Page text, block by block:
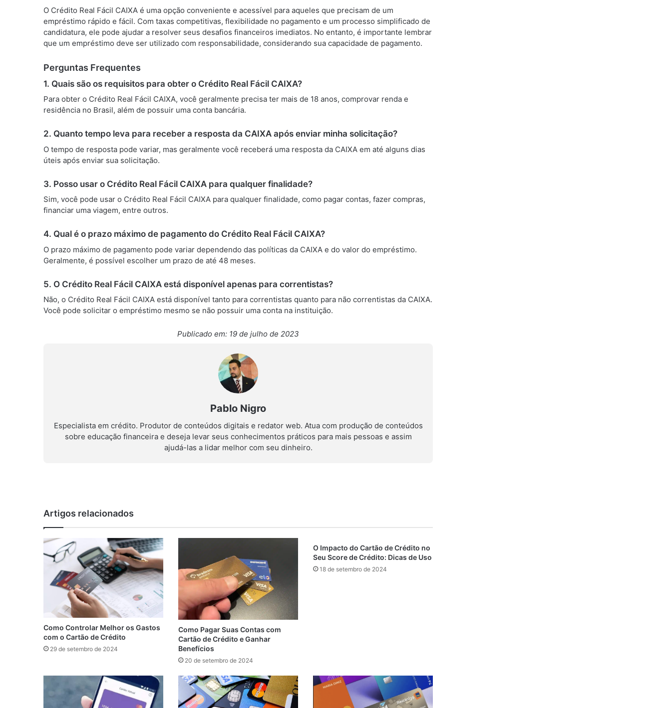
O Crédito Real Fácil CAIXA é uma opção conveniente e acessível para aqueles que precisam de um
empréstimo rápido e fácil. Com taxas competitivas, flexibilidade no pagamento e um processo simplificado de
candidatura, ele pode ajudar a resolver seus desafios financeiros imediatos. No entanto, é importante lembrar
que um empréstimo deve ser utilizado com responsabilidade, considerando sua capacidade de pagamento.
Perguntas Frequentes
1. Quais são os requisitos para obter o Crédito Real Fácil CAIXA?
Para obter o Crédito Real Fácil CAIXA, você geralmente precisa ter mais de 18 anos, comprovar renda e
residência no Brasil, além de possuir uma conta bancária.
2. Quanto tempo leva para receber a resposta da CAIXA após enviar minha solicitação?
O tempo de resposta pode variar, mas geralmente você receberá uma resposta da CAIXA em até alguns dias
úteis após enviar sua solicitação.
3. Posso usar o Crédito Real Fácil CAIXA para qualquer finalidade?
Sim, você pode usar o Crédito Real Fácil CAIXA para qualquer finalidade, como pagar contas, fazer compras,
financiar uma viagem, entre outros.
4. Qual é o prazo máximo de pagamento do Crédito Real Fácil CAIXA?
O prazo máximo de pagamento pode variar dependendo das políticas da CAIXA e do valor do empréstimo.
Geralmente, é possível escolher um prazo de até 48 meses.
5. O Crédito Real Fácil CAIXA está disponível apenas para correntistas?
Não, o Crédito Real Fácil CAIXA está disponível tanto para correntistas quanto para não correntistas da CAIXA.
Você pode solicitar o empréstimo mesmo se não possuir uma conta na instituição.
Publicado em: 19 de julho de 2023
Pablo Nigro
Especialista em crédito. Produtor de conteúdos digitais e redator web. Atua com produção de conteúdos
sobre educação financeira e deseja levar seus conhecimentos práticos para mais pessoas e assim
ajudá-las a lidar melhor com seu dinheiro.
Artigos relacionados
Como Controlar Melhor os Gastos
com o Cartão de Crédito
29 de setembro de 2024
Como Pagar Suas Contas com
Cartão de Crédito e Ganhar
Benefícios
20 de setembro de 2024
O Impacto do Cartão de Crédito no
Seu Score de Crédito: Dicas de Uso
18 de setembro de 2024